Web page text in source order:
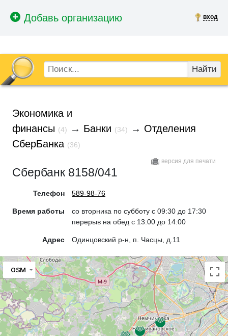
вход
Найти
Экономика и
финансы (4) → Банки (34) → Отделения
СберБанка (36)
версия для печати
Сбербанк 8158/041
Телефон 589-98-76
Время работы
со вторника по субботу с 09:30 до 17:30
перерыв на обед с 13:00 до 14:00
Адрес Одинцовский р-н, п. Часцы, д.11
OSM